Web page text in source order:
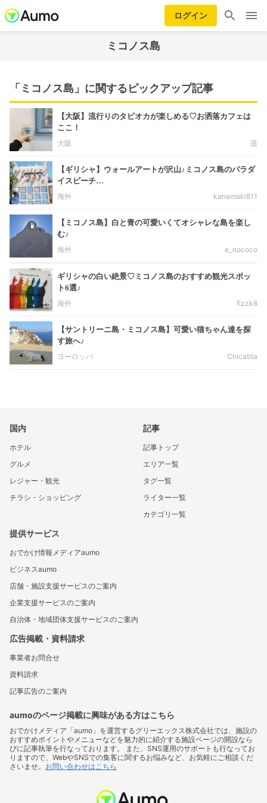
ログイン
ミコノス島
「ミコノス島」に関するピックアップ記事
【大阪】流行りのタピオカが楽しめる♡お洒落カフェは
ここ！
大阪
遥
【ギリシャ】ウォールアートが沢山♪ミコノス島のパラダ
イスビーチ…
海外
kanamaki811
【ミコノス島】白と青の可愛いくてオシャレな島を楽し
む♪
海外
e_nococo
ギリシャの白い絶景♡ミコノス島のおすすめ観光スポッ
ト6選♪
海外
fizzk8
【サントリーニ島・ミコノス島】可愛い猫ちゃん達を探
す旅へ♪
ヨーロッパ
Chicatita
国内
ホテル
グルメ
レジャー・観光
チラシ・ショッピング
記事
記事トップ
エリア一覧
タグ一覧
ライター一覧
カテゴリ一覧
提供サービス
おでかけ情報メディアaumo
ビジネスaumo
店舗・施設支援サービスのご案内
企業支援サービスのご案内
自治体・地域団体支援サービスのご案内
広告掲載・資料請求
事業者お問合せ
資料請求
記事広告のご案内
aumoのページ掲載に興味がある方はこちら
おでかけメディア「aumo」を運営するグリーエックス株式会社では、施設の
おすすめポイントやメニューなどを魅力的に紹介する施設ページの開設なら
びに記事執筆を行なっております。 また、SNS運用のサポートも行なってお
りますので、WebやSNSでの集客に関するお悩みなど、お気軽にご相談くだ
さいませ。 お問い合わせはこちら